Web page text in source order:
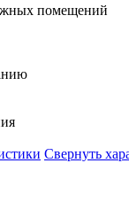
помещений
Свернуть